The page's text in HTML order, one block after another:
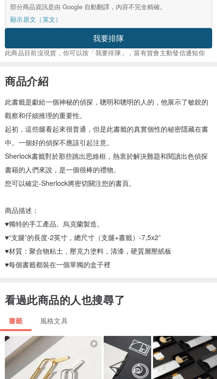
部分商品資訊是由 Google 自動翻譯，內容不完全精確。
顯示原文（英文）
我要排隊
此商品目前沒現貨，你可以按「我要排隊」，當有貨會主動發信通知你
商品介紹
此書籤是獻給一個神秘的偵探，聰明和聰明的人的，他展示了敏銳的
觀察和仔細推理的重要性。
起初，這些腿看起來很普通，但是此書籤的真實個性的秘密隱藏在書
中。一個好的偵探不應該引起注意。
Sherlock書籤對於那些跳出思維框，熱衷於解決難題和閱讀出色偵探
書籍的人們來說，是一個很棒的禮物。
您可以確定-Sherlock將密切關注您的書頁。
商品描述：
♥獨特的手工產品。烏克蘭製造。
♥“支腿”的長度-2英寸，總尺寸（支腿+書籤）-7,5x2”
♥材質：聚合物粘土，壓克力塗料，清漆，硬質層壓紙板
♥每個書籤都裝在一個單獨的盒子裡
看過此商品的人也搜尋了
書籤 風格文具